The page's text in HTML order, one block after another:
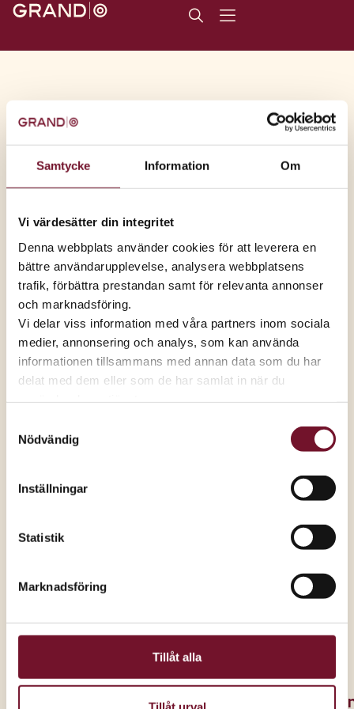
Samtycke Information Om
Vi värdesätter din integritet
Denna webbplats använder cookies för att leverera en
bättre användarupplevelse, analysera webbplatsens
trafik, förbättra prestandan samt för relevanta annonser
och marknadsföring.
Vi delar viss information med våra partners inom sociala
medier, annonsering och analys, som kan använda
informationen tillsammans med annan data som du har
delat med dem eller som de har samlat in när du
Nödvändig
Inställningar
Statistik
Marknadsföring
Tillåt alla
Seniorer
30%
rabatt på ett köp för dig som är 65+.
Gäller t.o.m. 31 dec, 2026, visa villkor
Till Twilfit by Change